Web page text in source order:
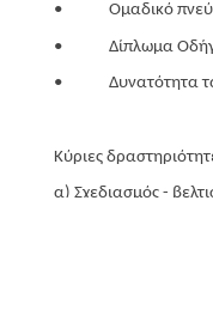
• Ομαδικό
• Δίπλωμα
• Δυνατότητα
Κύριες
α) Σχεδιασμός -